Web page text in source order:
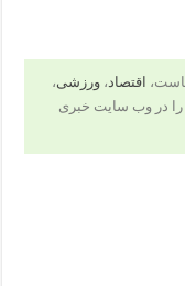
اقتصاد، ورزشی،
را در وب سایت خبری